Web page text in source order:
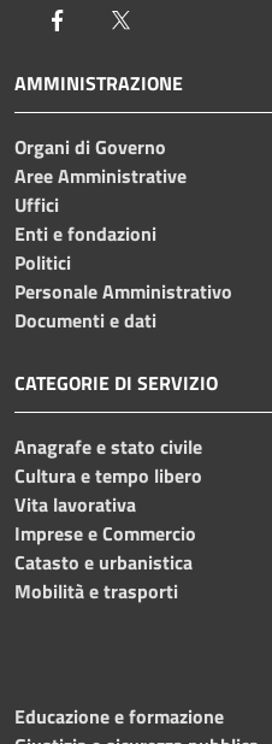
Facebook
AMMINISTRAZIONE
Organi di Governo
Aree Amministrative
Uffici
Enti e fondazioni
Politici
Personale Amministrativo
Documenti e dati
CATEGORIE DI SERVIZIO
Anagrafe e stato civile
Cultura e tempo libero
Vita lavorativa
Imprese e Commercio
Catasto e urbanistica
Mobilità e trasporti
Educazione e formazione